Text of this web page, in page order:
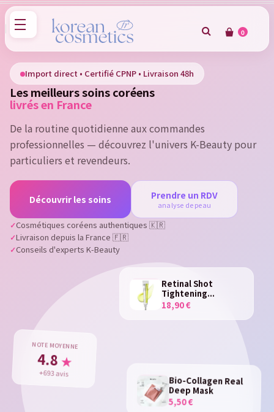
0
Import direct • Certifié CPNP • Livraison 48h
Les meilleurs soins coréens
livrés en France
De la routine quotidienne aux commandes
professionnelles — découvrez l'univers K-Beauty pour
particuliers et revendeurs.
Découvrir les soins Prendre un RDV
analyse de peau
Cosmétiques coréens authentiques 🇰🇷
Livraison depuis la France 🇫🇷
Conseils d'experts K-Beauty
Retinal Shot
Tightening...
18,90 €
Bio-Collagen Real
Deep Mask
5,50 €
NOTE MOYENNE
4.8 ★
+693 avis
Sign in
You need to be logged in to save products in your wish
list.
Cancel